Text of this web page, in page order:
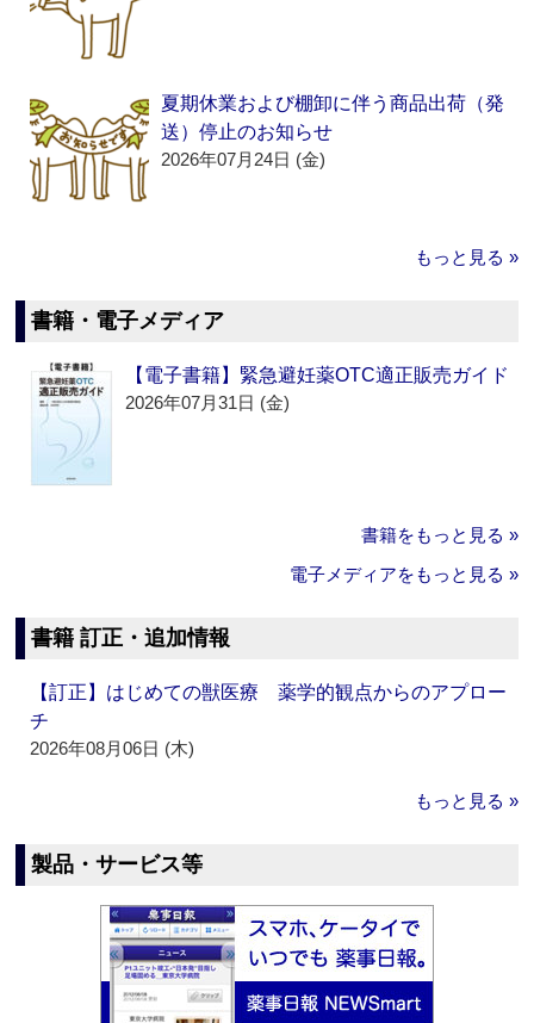
夏期休業および棚卸に伴う商品出荷（発
送）停止のお知らせ
2026年07月24日 (金)
もっと見る »
書籍・電子メディア
【電子書籍】緊急避妊薬OTC適正販売ガイド
2026年07月31日 (金)
書籍をもっと見る »
電子メディアをもっと見る »
書籍 訂正・追加情報
【訂正】はじめての獣医療 薬学的観点からのアプロー
チ
2026年08月06日 (木)
もっと見る »
製品・サービス等